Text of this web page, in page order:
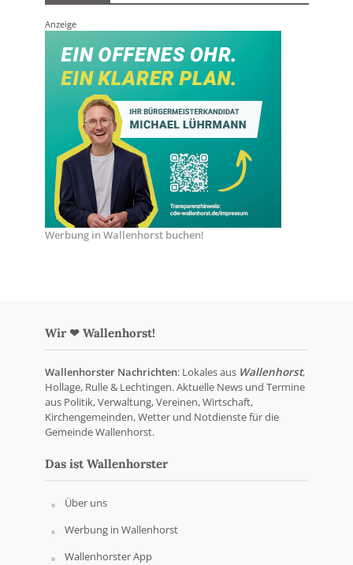
Anzeige
Werbung in Wallenhorst buchen!
Wir ❤ Wallenhorst!
Wallenhorster Nachrichten: Lokales aus Wallenhorst,
Hollage, Rulle & Lechtingen. Aktuelle News und Termine
aus Politik, Verwaltung, Vereinen, Wirtschaft,
Kirchengemeinden, Wetter und Notdienste für die
Gemeinde Wallenhorst.
Das ist Wallenhorster
Über uns
Werbung in Wallenhorst
Wallenhorster App